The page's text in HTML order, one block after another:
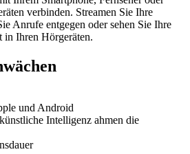
verbinden. Streamen Sie Ihre
Anrufe entgegen oder sehen Sie Ihre
in Ihren Hörgeräten.
und Android
Intelligenz ahmen die